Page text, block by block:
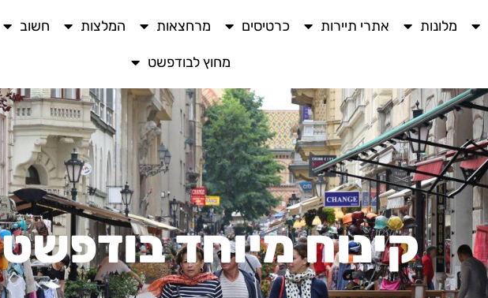
מלונות אתרי תיירות כרטיסים מרחצאות המלצות חשוב
מחוץ לבודפשט
קינוח מיוחד בודפשט